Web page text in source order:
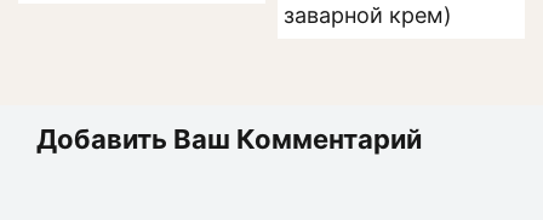
заварной крем)
Добавить Ваш Комментарий